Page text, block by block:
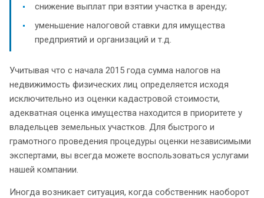
снижение выплат при взятии участка в аренду;
уменьшение налоговой ставки для имущества
предприятий и организаций и т.д.
Учитывая что с начала 2015 года сумма налогов на
недвижимость физических лиц определяется исходя
исключительно из оценки кадастровой стоимости,
адекватная оценка имущества находится в приоритете у
владельцев земельных участков. Для быстрого и
грамотного проведения процедуры оценки независимыми
экспертами, вы всегда можете воспользоваться услугами
нашей компании.
Иногда возникает ситуация, когда собственник наоборот